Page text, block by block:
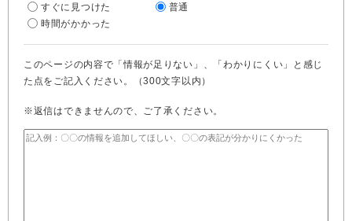
すぐに見つけた
普通
時間がかかった
このページの内容で「情報が足りない」、「わかりにくい」と感じ
た点をご記入ください。（300文字以内）
※返信はできませんので、ご了承ください。